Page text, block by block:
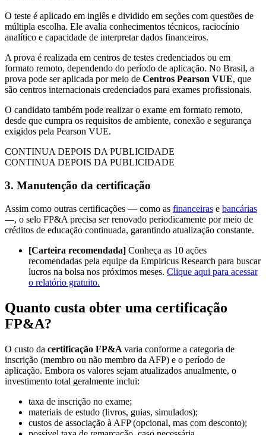
O teste é aplicado em inglês e dividido em seções com questões de
múltipla escolha. Ele avalia conhecimentos técnicos, raciocínio
analítico e capacidade de interpretar dados financeiros.
A prova é realizada em centros de testes credenciados ou em
formato remoto, dependendo do período de aplicação. No Brasil, a
prova pode ser aplicada por meio de Centros Pearson VUE, que
são centros internacionais credenciados para exames profissionais.
O candidato também pode realizar o exame em formato remoto,
desde que cumpra os requisitos de ambiente, conexão e segurança
exigidos pela Pearson VUE.
CONTINUA DEPOIS DA PUBLICIDADE
CONTINUA DEPOIS DA PUBLICIDADE
3. Manutenção da certificação
Assim como outras certificações — como as financeiras e bancárias
—, o selo FP&A precisa ser renovado periodicamente por meio de
créditos de educação continuada, garantindo atualização constante.
[Carteira recomendada] Conheça as 10 ações
recomendadas pela equipe da Empiricus Research para buscar
lucros na bolsa nos próximos meses. Clique aqui para acessar
o relatório gratuito.
Quanto custa obter uma certificação
FP&A?
O custo da certificação FP&A varia conforme a categoria de
inscrição (membro ou não membro da AFP) e o período de
aplicação. Embora os valores sejam atualizados anualmente, o
investimento total geralmente inclui:
taxa de inscrição no exame;
materiais de estudo (livros, guias, simulados);
custos de associação à AFP (opcional, mas com desconto);